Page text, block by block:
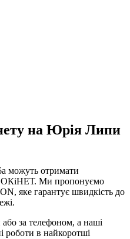
на Юрія Липи
можуть отримати
ОКіНЕТ. Ми пропонуємо
яке гарантує швидкість до
за телефоном, а наші
роботи в найкоротші